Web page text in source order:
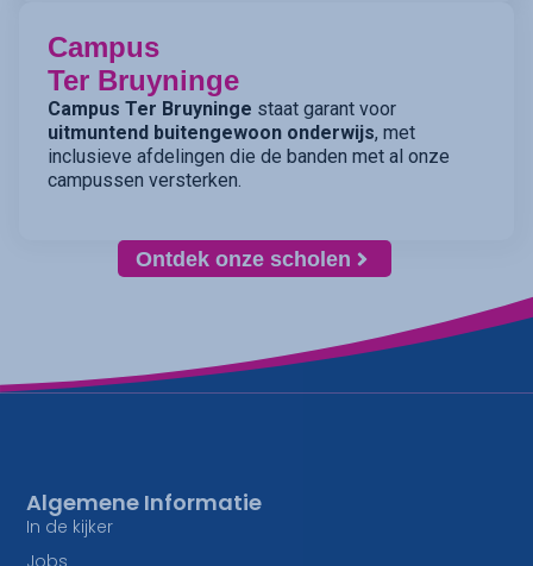
Campus
Ter Bruyninge
Campus Ter Bruyninge staat garant voor
uitmuntend buitengewoon onderwijs, met
inclusieve afdelingen die de banden met al onze
campussen versterken.
Ontdek onze scholen
Algemene Informatie
In de kijker
Jobs